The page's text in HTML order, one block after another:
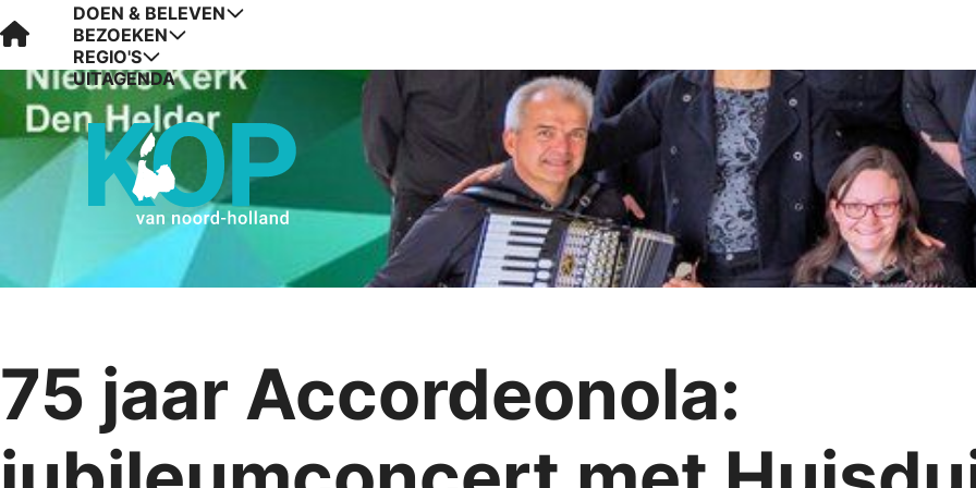
Visit Kop van Holland
DOEN & BELEVEN
BEZOEKEN
REGIO'S
UITAGENDA
75 jaar Accordeonola: